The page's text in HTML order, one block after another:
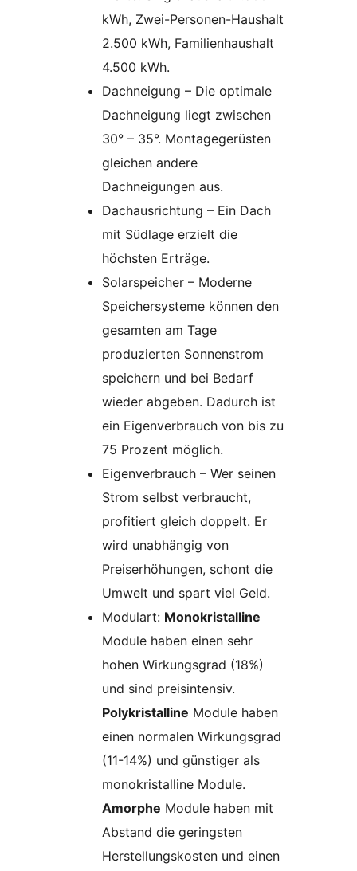
kWh, Zwei-Personen-Haushalt
2.500 kWh, Familienhaushalt
4.500 kWh.
Dachneigung – Die optimale
Dachneigung liegt zwischen
30° – 35°. Montagegerüsten
gleichen andere
Dachneigungen aus.
Dachausrichtung – Ein Dach
mit Südlage erzielt die
höchsten Erträge.
Solarspeicher – Moderne
Speichersysteme können den
gesamten am Tage
produzierten Sonnenstrom
speichern und bei Bedarf
wieder abgeben. Dadurch ist
ein Eigenverbrauch von bis zu
75 Prozent möglich.
Eigenverbrauch – Wer seinen
Strom selbst verbraucht,
profitiert gleich doppelt. Er
wird unabhängig von
Preiserhöhungen, schont die
Umwelt und spart viel Geld.
Modulart: Monokristalline
Module haben einen sehr
hohen Wirkungsgrad (18%)
und sind preisintensiv.
Polykristalline Module haben
einen normalen Wirkungsgrad
(11-14%) und günstiger als
monokristalline Module.
Amorphe Module haben mit
Abstand die geringsten
Herstellungskosten und einen